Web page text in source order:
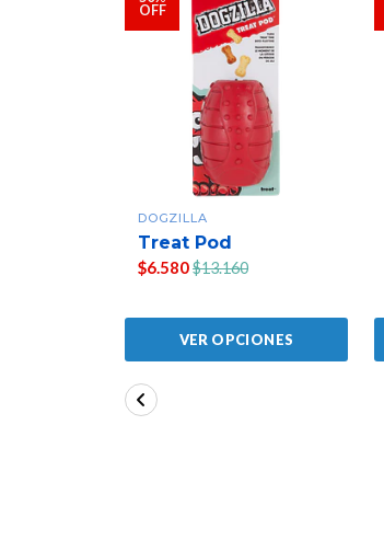
OFF
DOGZILLA
Treat Pod
$6.580$13.160
VER OPCIONES